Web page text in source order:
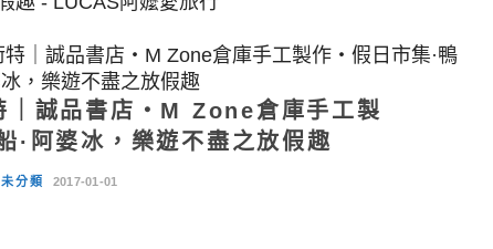
特｜誠品書店‧M Zone倉庫手工製作‧假日市集·鴨
，樂遊不盡之放假趣
｜誠品書店‧M Zone倉庫手工製
·阿婆冰，樂遊不盡之放假趣
未分類 2017-01-01